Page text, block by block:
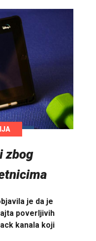
zbog
je da je
poverljivih
kanala koji